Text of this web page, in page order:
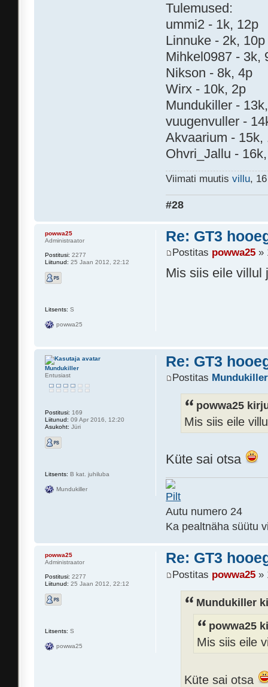
Tulemused:
ummi2 - 1k, 12p
Linnuke - 2k, 10p
Mihkel0987 - 3k,
Nikson - 8k, 4p
Wirx - 10k, 2p
Mundukiller -
vuugenvuller -
Akvaarium - 15k,
Ohvri_Jallu -
Viimati muutisvillu,
#28
Re: GT3
Postitas powwa25 »
Mis siis eile villul
powwa25
Administraator
Postitusi: 2277
Liitunud: 25 Jaan 2012, 22:12
Litsents: S
powwa25
Re: GT3
Postitas Mundukiller
powwa25
Mis siis eile
Küte sai otsa
Autu numero 24
Ka pealtnäha süütu
Mundukiller
Entusiast
Postitusi: 169
Liitunud: 09 Apr 2016, 12:20
Asukoht: Jüri
Litsents: B kat. juhiluba
Mundukiller
Re: GT3
Postitas powwa25 »
Mundukiller
powwa25
Mis siis eile
Küte sai otsa
powwa25
Administraator
Postitusi: 2277
Liitunud: 25 Jaan 2012, 22:12
Litsents: S
powwa25